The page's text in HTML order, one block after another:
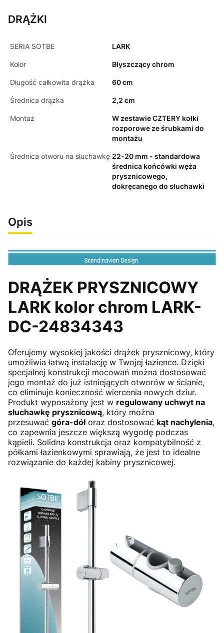
DRĄŻKI
SERIA SOTBE LARK
Kolor Błyszczący chrom
Długość całkowita drążka 60 cm
Średnica drążka 2,2 cm
Montaż
W zestawie CZTERY kołki
rozporowe ze śrubkami do
montażu
Średnica otworu na słuchawkę 22-20 mm - standardowa
średnica końcówki węża
prysznicowego,
dokręcanego do słuchawki
Opis
DRĄŻEK PRYSZNICOWY
LARK kolor chrom LARK-
DC-24834343
Oferujemy wysokiej jakości drążek prysznicowy, który
umożliwia łatwą instalację w Twojej łazience. Dzięki
specjalnej konstrukcji mocowań można dostosować
jego montaż do już istniejących otworów w ścianie,
co eliminuje konieczność wiercenia nowych dziur.
Produkt wyposażony jest w regulowany uchwyt na
słuchawkę prysznicową, który można
przesuwać góra-dółoraz dostosować kąt nachylenia,
co zapewnia jeszcze większą wygodę podczas
kąpieli. Solidna konstrukcja oraz kompatybilność z
półkami łazienkowymi sprawiają, że jest to idealne
rozwiązanie do każdej kabiny prysznicowej.